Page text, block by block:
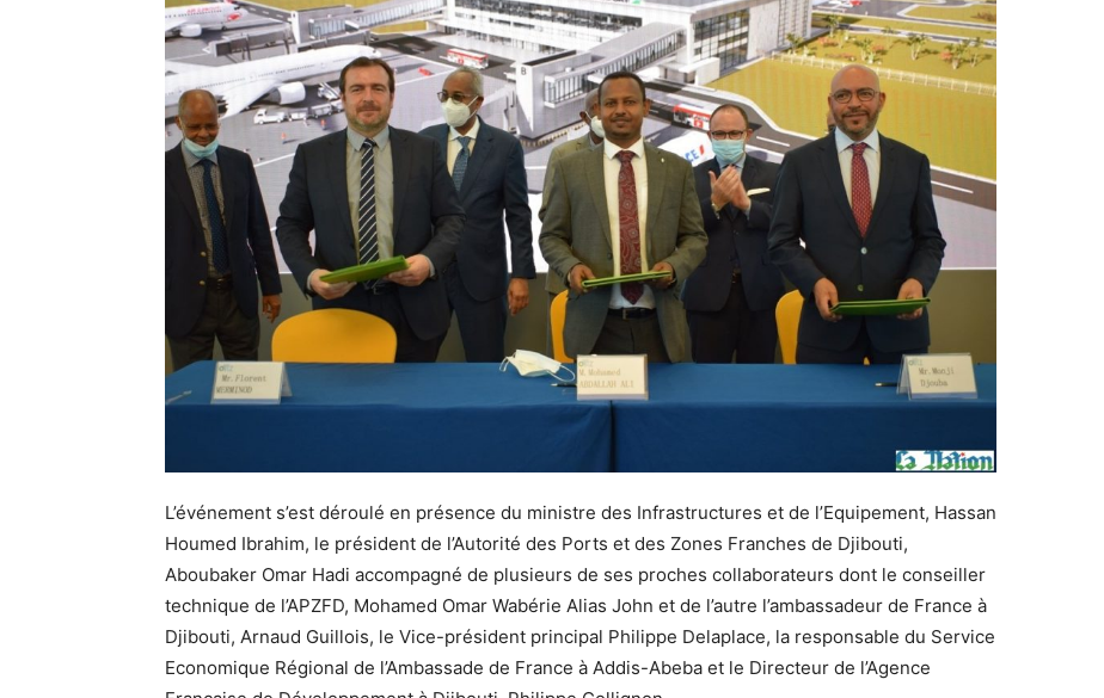
L’événement s’est déroulé en présence du ministre des Infrastructures et de l’Equipement, Hassan
Houmed Ibrahim, le président de l’Autorité des Ports et des Zones Franches de Djibouti,
Aboubaker Omar Hadi accompagné de plusieurs de ses proches collaborateurs dont le conseiller
technique de l’APZFD, Mohamed Omar Wabérie Alias John et de l’autre l’ambassadeur de France à
Djibouti, Arnaud Guillois, le Vice-président principal Philippe Delaplace, la responsable du Service
Economique Régional de l’Ambassade de France à Addis-Abeba et le Directeur de l’Agence